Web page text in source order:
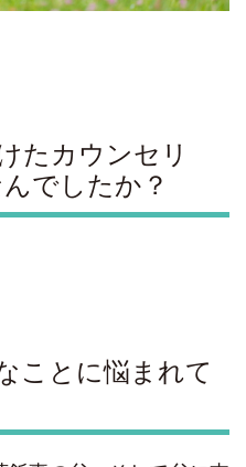
たカウンセリ
でしたか？
ことに悩まれて